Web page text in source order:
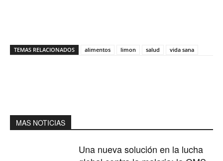
TEMAS RELACIONADOS alimentos limon salud vida sana
MAS NOTICIAS
Una nueva solución en la lucha